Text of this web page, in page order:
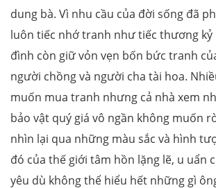
dung bà. Vì nhu cầu của đời sống đã
luôn tiếc nhớ tranh như tiếc thương kỷ
đình còn giữ vỏn vẹn bốn bức tranh
người chồng và người cha tài hoa.
muốn mua tranh nhưng cả nhà xem
bảo vật quý giá vô ngần không muốn
nhìn lại qua những màu sắc và hình
đó của thế giới tâm hồn lặng lẽ, u uẩn
yêu dù không thể hiểu hết những gì